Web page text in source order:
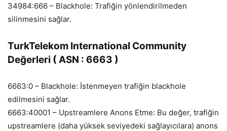
34984:666 – Blackhole: Trafiğin yönlendirilmeden
silinmesini sağlar.
TurkTelekom International Community
Değerleri ( ASN : 6663 )
6663:0 – Blackhole: İstenmeyen trafiğin blackhole
edilmesini sağlar.
6663:40001 – Upstreamlere Anons Etme: Bu değer, trafiğin
upstreamlere (daha yüksek seviyedeki sağlayıcılara) anons